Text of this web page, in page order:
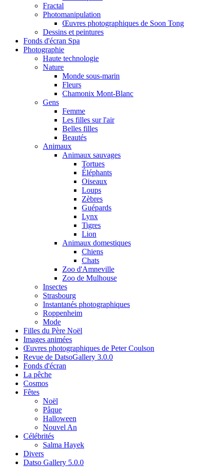
Fractal
Photomanipulation
Œuvres photographiques de Soon Tong
Dessins et peintures
Fonds d'écran Spa
Photographie
Haute technologie
Nature
Monde sous-marin
Fleurs
Chamonix Mont-Blanc
Gens
Femme
Les filles sur l'air
Belles filles
Beautés
Animaux
Animaux sauvages
Tortues
Éléphants
Oiseaux
Loups
Zèbres
Guépards
Lynx
Tigres
Lion
Animaux domestiques
Chiens
Chats
Zoo d'Amneville
Zoo de Mulhouse
Insectes
Strasbourg
Instantanés photographiques
Roppenheim
Mode
Filles du Père Noël
Images animées
Œuvres photographiques de Peter Coulson
Revue de DatsoGallery 3.0.0
Fonds d'écran
La pêche
Cosmos
Fêtes
Noël
Pâque
Halloween
Nouvel An
Célébrités
Salma Hayek
Divers
Datso Gallery 5.0.0